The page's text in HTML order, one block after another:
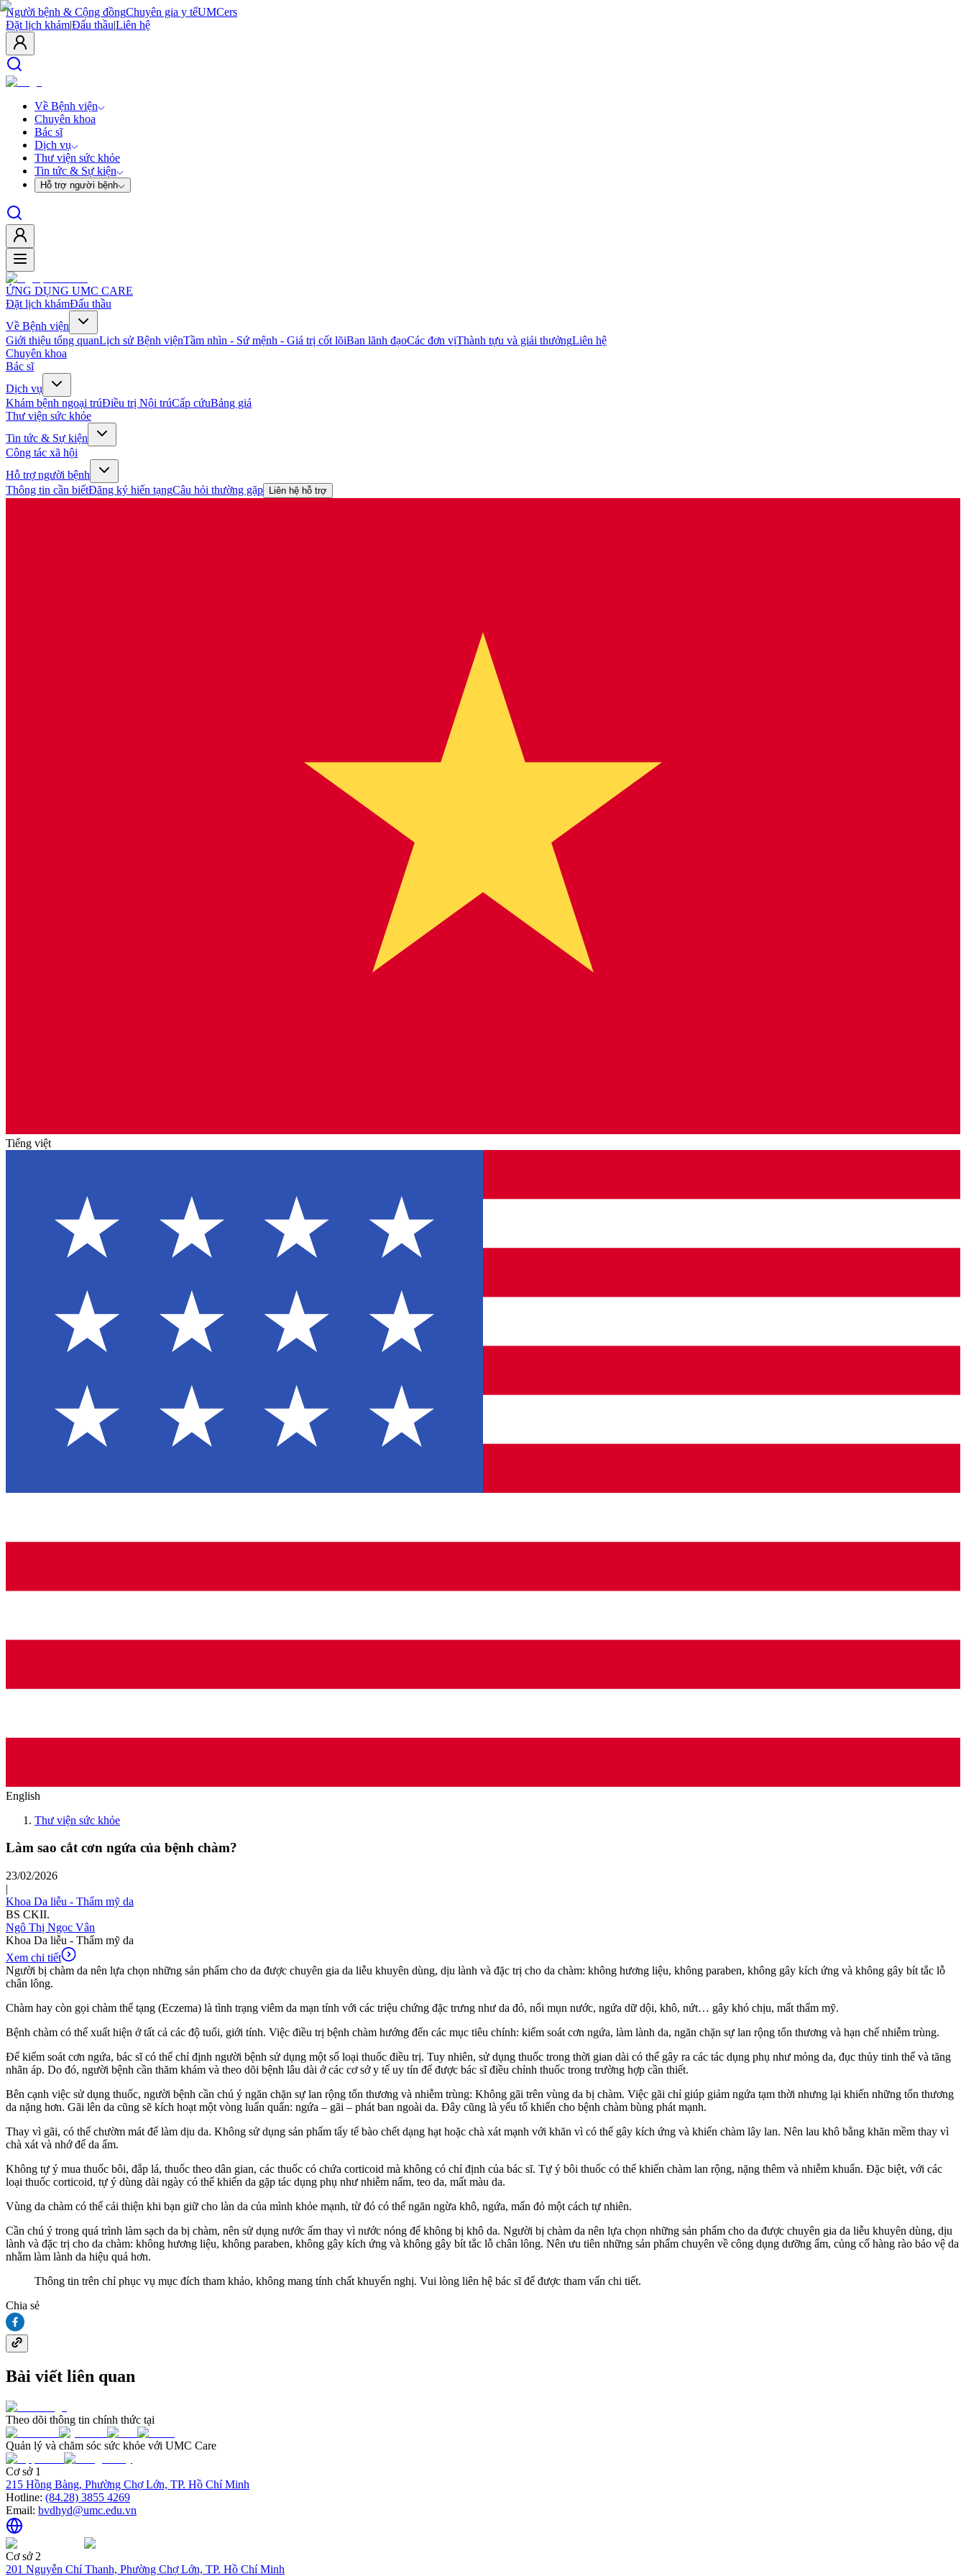
Người bệnh & Cộng đồngChuyên gia y tếUMCers
Đặt lịch khám|Đấu thầu|Liên hệ
Về Bệnh viện
Chuyên khoa
Bác sĩ
Dịch vụ
Thư viện sức khỏe
Tin tức & Sự kiện
Hỗ trợ người bệnh
ỨNG DỤNG UMC CARE
Đặt lịch khámĐấu thầu
Về Bệnh viện
Giới thiệu tổng quanLịch sử Bệnh việnTầm nhìn - Sứ mệnh - Giá trị cốt lõiBan lãnh đạoCác đơn vịThành tựu và giải thưởngLiên hệ
Chuyên khoa
Bác sĩ
Dịch vụ
Khám bệnh ngoại trúĐiều trị Nội trúCấp cứuBảng giá
Thư viện sức khỏe
Tin tức & Sự kiện
Công tác xã hội
Hỗ trợ người bệnh
Thông tin cần biếtĐăng ký hiến tạngCâu hỏi thường gặp Liên hệ hỗ trợ
Tiếng việt
English
Thư viện sức khỏe
Làm sao cắt cơn ngứa của bệnh chàm?
23/02/2026
|
Khoa Da liễu - Thẩm mỹ da
BS CKII.
Ngô Thị Ngọc Vân
Khoa Da liễu - Thẩm mỹ da
Xem chi tiết
Người bị chàm da nên lựa chọn những sản phẩm cho da được chuyên gia da liễu khuyên dùng, dịu lành và đặc trị cho da chàm: không hương liệu, không paraben, không gây kích ứng và không gây bít tắc lỗ
chân lông.
Chàm hay còn gọi chàm thể tạng (Eczema) là tình trạng viêm da mạn tính với các triệu chứng đặc trưng như da đỏ, nổi mụn nước, ngứa dữ dội, khô, nứt… gây khó chịu, mất thẩm mỹ.
Bệnh chàm có thể xuất hiện ở tất cả các độ tuổi, giới tính. Việc điều trị bệnh chàm hướng đến các mục tiêu chính: kiểm soát cơn ngứa, làm lành da, ngăn chặn sự lan rộng tổn thương và hạn chế nhiễm trùng.
Để kiểm soát cơn ngứa, bác sĩ có thể chỉ định người bệnh sử dụng một số loại thuốc điều trị. Tuy nhiên, sử dụng thuốc trong thời gian dài có thể gây ra các tác dụng phụ như mỏng da, đục thủy tinh thể và tăng
nhãn áp. Do đó, người bệnh cần thăm khám và theo dõi bệnh lâu dài ở các cơ sở y tế uy tín để được bác sĩ điều chỉnh thuốc trong trường hợp cần thiết.
Bên cạnh việc sử dụng thuốc, người bệnh cần chú ý ngăn chặn sự lan rộng tổn thương và nhiễm trùng: Không gãi trên vùng da bị chàm. Việc gãi chỉ giúp giảm ngứa tạm thời nhưng lại khiến những tổn thương
da nặng hơn. Gãi lên da cũng sẽ kích hoạt một vòng luẩn quẩn: ngứa – gãi – phát ban ngoài da. Đây cũng là yếu tố khiến cho bệnh chàm bùng phát mạnh.
Thay vì gãi, có thể chườm mát để làm dịu da. Không sử dụng sản phẩm tẩy tế bào chết dạng hạt hoặc chà xát mạnh với khăn vì có thể gây kích ứng và khiến chàm lây lan. Nên lau khô bằng khăn mềm thay vì
chà xát và nhớ để da ẩm.
Không tự ý mua thuốc bôi, đắp lá, thuốc theo dân gian, các thuốc có chứa corticoid mà không có chỉ định của bác sĩ. Tự ý bôi thuốc có thể khiến chàm lan rộng, nặng thêm và nhiễm khuẩn. Đặc biệt, với các
loại thuốc corticoid, tự ý dùng dài ngày có thể khiến da gặp tác dụng phụ như nhiễm nấm, teo da, mất màu da.
Vùng da chàm có thể cải thiện khi bạn giữ cho làn da của mình khỏe mạnh, từ đó có thể ngăn ngừa khô, ngứa, mẩn đỏ một cách tự nhiên.
Cần chú ý trong quá trình làm sạch da bị chàm, nên sử dụng nước ấm thay vì nước nóng để không bị khô da. Người bị chàm da nên lựa chọn những sản phẩm cho da được chuyên gia da liễu khuyên dùng, dịu
lành và đặc trị cho da chàm: không hương liệu, không paraben, không gây kích ứng và không gây bít tắc lỗ chân lông. Nên ưu tiên những sản phẩm chuyên về công dụng dưỡng ẩm, củng cố hàng rào bảo vệ da
nhằm làm lành da hiệu quả hơn.
Thông tin trên chỉ phục vụ mục đích tham khảo, không mang tính chất khuyến nghị. Vui lòng liên hệ bác sĩ để được tham vấn chi tiết.
Chia sẻ
Bài viết liên quan
Theo dõi thông tin chính thức tại
Quản lý và chăm sóc sức khỏe với UMC Care
Cơ sở 1
215 Hồng Bàng, Phường Chợ Lớn, TP. Hồ Chí Minh
Hotline: (84.28) 3855 4269
Email: bvdhyd@umc.edu.vn
Cơ sở 2
201 Nguyễn Chí Thanh, Phường Chợ Lớn, TP. Hồ Chí Minh